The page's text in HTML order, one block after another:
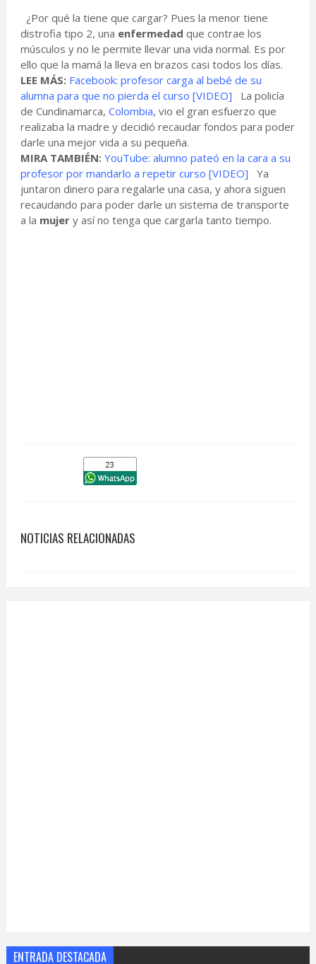
¿Por qué la tiene que cargar? Pues la menor tiene
distrofia tipo 2, una enfermedad que contrae los
músculos y no le permite llevar una vida normal. Es por
ello que la mamá la lleva en brazos casi todos los días.
LEE MÁS: Facebook: profesor carga al bebé de su
alumna para que no pierda el curso [VIDEO] La policía
de Cundinamarca, Colombia, vio el gran esfuerzo que
realizaba la madre y decidió recaudar fondos para poder
darle una mejor vida a su pequeña.
MIRA TAMBIÉN: YouTube: alumno pateó en la cara a su
profesor por mandarlo a repetir curso [VIDEO] Ya
juntaron dinero para regalarle una casa, y ahora siguen
recaudando para poder darle un sistema de transporte
a la mujer y así no tenga que cargarla tanto tiempo.
NOTICIAS RELACIONADAS
ENTRADA DESTACADA